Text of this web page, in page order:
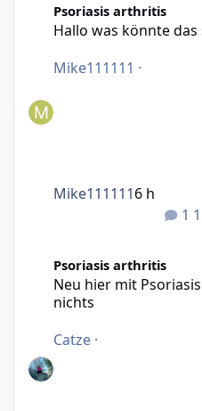
Psoriasis arthritis
Hallo was könnte das
Mike111111 ·
Mike1111116 h
Psoriasis arthritis
Neu hier mit
nichts
Catze ·